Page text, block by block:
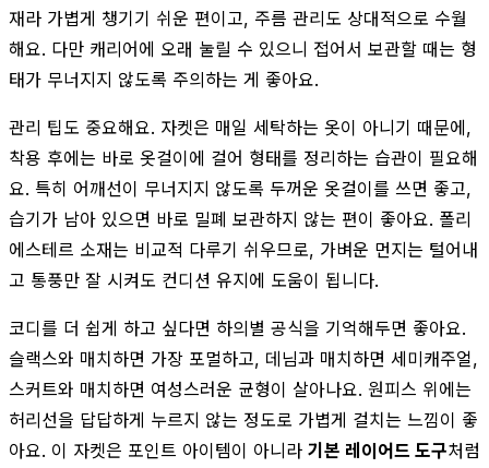
재라 가볍게 챙기기 쉬운 편이고, 주름 관리도 상대적으로 수월
해요. 다만 캐리어에 오래 눌릴 수 있으니 접어서 보관할 때는 형
태가 무너지지 않도록 주의하는 게 좋아요.
관리 팁도 중요해요. 자켓은 매일 세탁하는 옷이 아니기 때문에,
착용 후에는 바로 옷걸이에 걸어 형태를 정리하는 습관이 필요해
요. 특히 어깨선이 무너지지 않도록 두꺼운 옷걸이를 쓰면 좋고,
습기가 남아 있으면 바로 밀폐 보관하지 않는 편이 좋아요. 폴리
에스테르 소재는 비교적 다루기 쉬우므로, 가벼운 먼지는 털어내
고 통풍만 잘 시켜도 컨디션 유지에 도움이 됩니다.
코디를 더 쉽게 하고 싶다면 하의별 공식을 기억해두면 좋아요.
슬랙스와 매치하면 가장 포멀하고, 데님과 매치하면 세미캐주얼,
스커트와 매치하면 여성스러운 균형이 살아나요. 원피스 위에는
허리선을 답답하게 누르지 않는 정도로 가볍게 걸치는 느낌이 좋
아요. 이 자켓은 포인트 아이템이 아니라 기본 레이어드 도구처럼